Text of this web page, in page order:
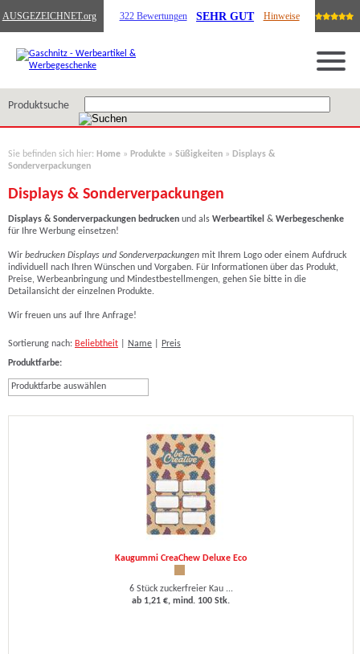
AUSGEZEICHNET.org 322 Bewertungen SEHR GUT Hinweise
Produktsuche
Sie befinden sich hier: Home » Produkte » Süßigkeiten » Displays &
Sonderverpackungen
Displays & Sonderverpackungen
Displays & Sonderverpackungen bedrucken und als Werbeartikel & Werbegeschenke
für Ihre Werbung einsetzen!
Wir bedrucken Displays und Sonderverpackungen mit Ihrem Logo oder einem Aufdruck
individuell nach Ihren Wünschen und Vorgaben. Für Informationen über das Produkt,
Preise, Werbeanbringung und Mindestbestellmengen, gehen Sie bitte in die
Detailansicht der einzelnen Produkte.
Wir freuen uns auf Ihre Anfrage!
Sortierung nach: Beliebtheit Name
Preis
Produktfarbe:
Produktfarbe auswählen
Kaugummi CreaChew Deluxe Eco
6 Stück zuckerfreier Kau ...
ab 1,21 €, mind. 100 Stk.